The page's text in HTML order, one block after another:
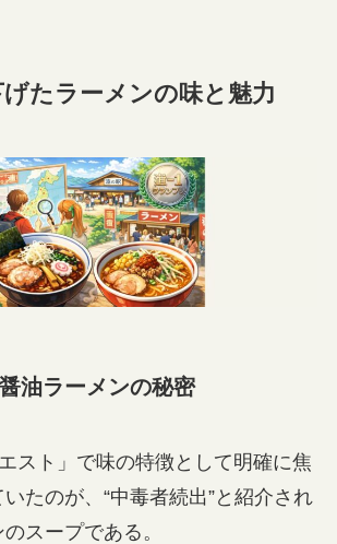
たラーメンの味と魅力
油ラーメンの秘密
スト」で味の特徴として明確に焦
たのが、“中毒者続出”と紹介され
スープである。